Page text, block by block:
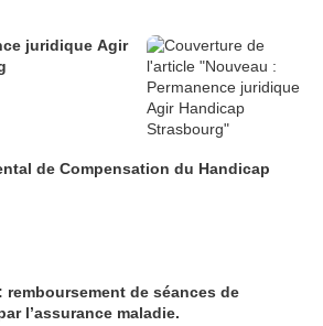
juridique Agir
de Compensation du Handicap
remboursement de séances de
l’assurance maladie.